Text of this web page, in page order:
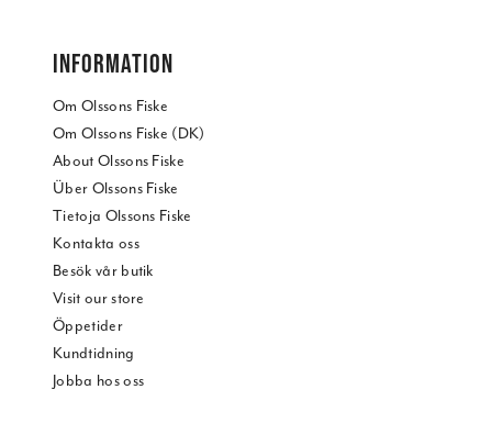
INFORMATION
Om Olssons Fiske
Om Olssons Fiske (DK)
About Olssons Fiske
Über Olssons Fiske
Tietoja Olssons Fiske
Kontakta oss
Besök vår butik
Visit our store
Öppetider
Kundtidning
Jobba hos oss